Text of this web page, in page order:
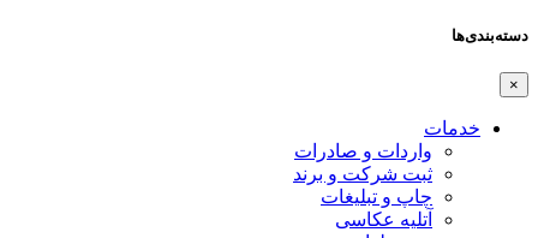
دسته‌بندی‌ها
×
خدمات
واردات و صادرات
ثبت شرکت و برند
چاپ و تبلیغات
آتلیه عکاسی